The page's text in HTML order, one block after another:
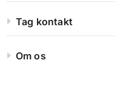
Tag kontakt
Om os